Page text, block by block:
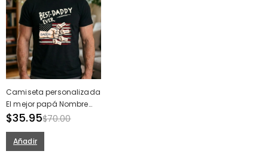
Camiseta personalizada
El mejor papá Nombre
personalizado del niño
puño Regalo perfecto
para el Día del Padre
$35.95$70.00
Añadir